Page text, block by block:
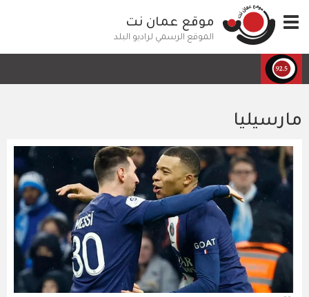
إلى
المحتوى
الرئيسي
Toggle
navigation
موقع عمان نت
الموقع الرسمي لراديو البلد
مارسيليا